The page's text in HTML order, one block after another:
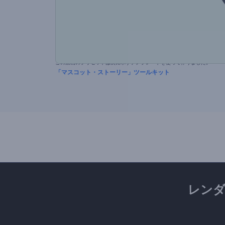
この動画のプリセットは次に示すテンプレートを使って作りました。
「マスコット・ストーリー」ツールキット
レン